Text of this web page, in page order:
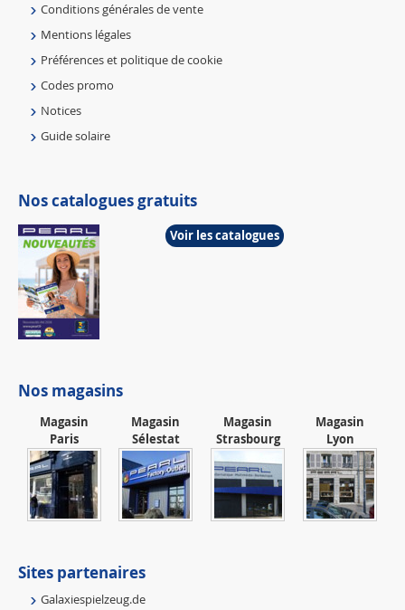
Conditions générales de vente
Mentions légales
Préférences et politique de cookie
Codes promo
Notices
Guide solaire
Nos catalogues gratuits
Voir les catalogues
Nos magasins
Magasin
Paris
Magasin
Sélestat
Magasin
Strasbourg
Magasin
Lyon
Sites partenaires
Galaxiespielzeug.de